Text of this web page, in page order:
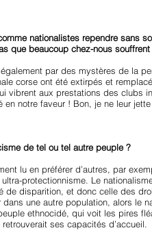
nationalistes rependre sans
beaucoup chez-nous
par des mystères de la
corse ont été extirpés et
vibrent aux prestations des clubs
notre faveur ! Bon, je ne leur
de tel ou tel autre peuple ?
lu en préférer d’autres, par
protectionnisme. Le
de disparition, et donc celle des
une autre population, alors le
ethnocidé, qui voit les pires
ses capacités d’accueil.